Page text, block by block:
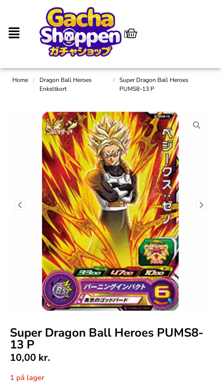
Home /
Dragon Ball Heroes
Enkeltkort
/
Super Dragon Ball Heroes
PUMS8-13 P
Super Dragon Ball Heroes PUMS8-
13 P
10,00 kr.
1 på lager